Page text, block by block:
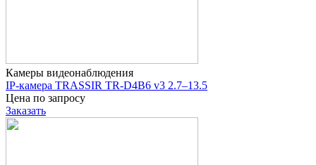
Камеры видеонаблюдения
IP-камера TRASSIR TR-D4B6 v3 2.7–13.5
Цена по запросу
Заказать